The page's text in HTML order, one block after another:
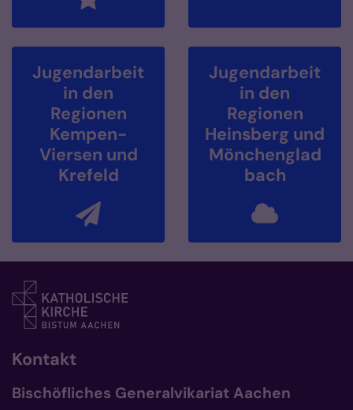
Jugendarbeit
in den
Regionen
Kempen-
Viersen und
Krefeld
Jugendarbeit
in den
Regionen
Heinsberg und
Mönchenglad
bach
Kontakt
Bischöfliches Generalvikariat Aachen